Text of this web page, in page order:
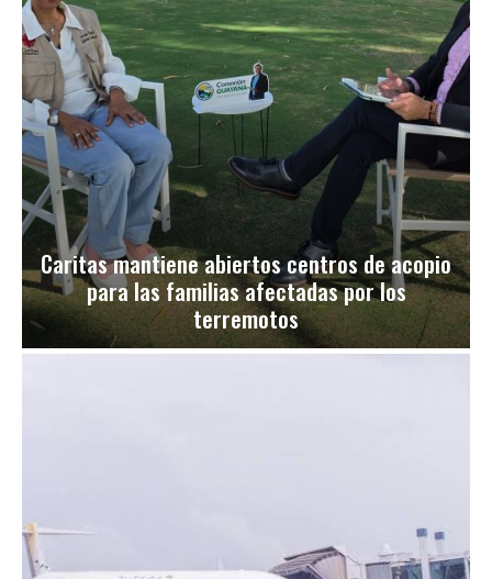
Caritas mantiene abiertos centros de acopio
para las familias afectadas por los
terremotos